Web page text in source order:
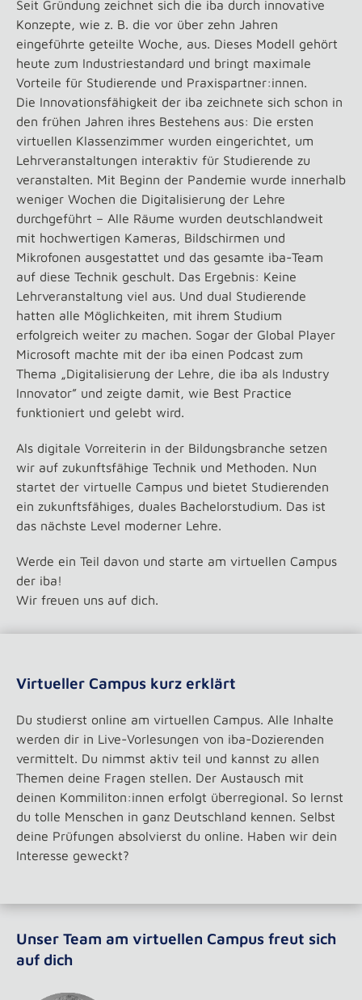
Seit Gründung zeichnet sich die iba durch innovative
Konzepte, wie z. B. die vor über zehn Jahren
eingeführte geteilte Woche, aus. Dieses Modell gehört
heute zum Industriestandard und bringt maximale
Vorteile für Studierende und Praxispartner:innen.
Die Innovationsfähigkeit der iba zeichnete sich schon in
den frühen Jahren ihres Bestehens aus: Die ersten
virtuellen Klassenzimmer wurden eingerichtet, um
Lehrveranstaltungen interaktiv für Studierende zu
veranstalten. Mit Beginn der Pandemie wurde innerhalb
weniger Wochen die Digitalisierung der Lehre
durchgeführt – Alle Räume wurden deutschlandweit
mit hochwertigen Kameras, Bildschirmen und
Mikrofonen ausgestattet und das gesamte iba-Team
auf diese Technik geschult. Das Ergebnis: Keine
Lehrveranstaltung viel aus. Und dual Studierende
hatten alle Möglichkeiten, mit ihrem Studium
erfolgreich weiter zu machen. Sogar der Global Player
Microsoft machte mit der iba einen Podcast zum
Thema „Digitalisierung der Lehre, die iba als Industry
Innovator” und zeigte damit, wie Best Practice
funktioniert und gelebt wird.
Als digitale Vorreiterin in der Bildungsbranche setzen
wir auf zukunftsfähige Technik und Methoden. Nun
startet der virtuelle Campus und bietet Studierenden
ein zukunftsfähiges, duales Bachelorstudium. Das ist
das nächste Level moderner Lehre.
Werde ein Teil davon und starte am virtuellen Campus
der iba!
Wir freuen uns auf dich.
Virtueller Campus kurz erklärt
Du studierst online am virtuellen Campus. Alle Inhalte
werden dir in Live-Vorlesungen von iba-Dozierenden
vermittelt. Du nimmst aktiv teil und kannst zu allen
Themen deine Fragen stellen. Der Austausch mit
deinen Kommiliton:innen erfolgt überregional. So lernst
du tolle Menschen in ganz Deutschland kennen. Selbst
deine Prüfungen absolvierst du online. Haben wir dein
Interesse geweckt?
Unser Team am virtuellen Campus freut sich
auf dich